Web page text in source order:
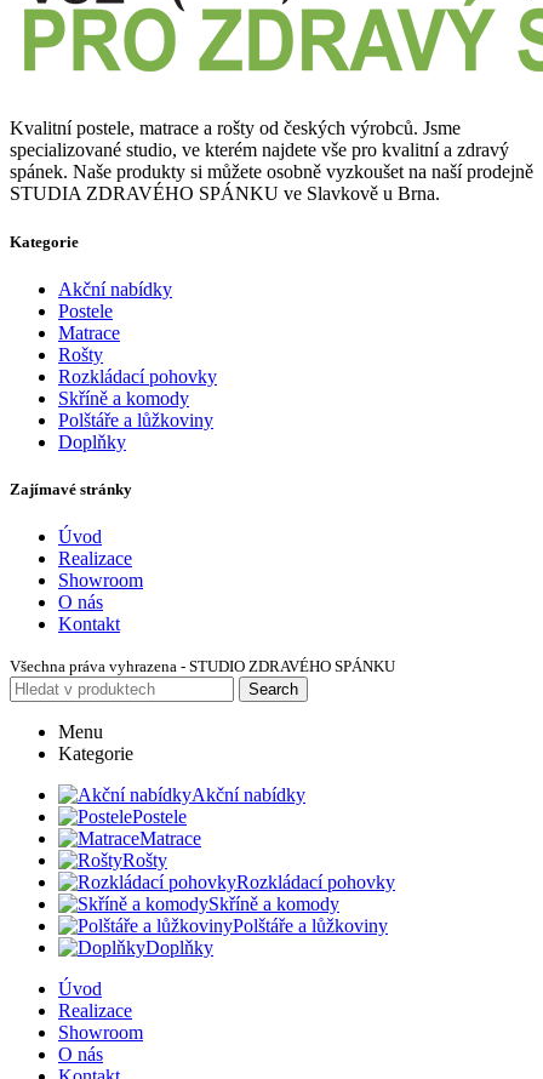
Kvalitní postele, matrace a rošty od českých výrobců. Jsme
specializované studio, ve kterém najdete vše pro kvalitní a zdravý
spánek. Naše produkty si můžete osobně vyzkoušet na naší prodejně
STUDIA ZDRAVÉHO SPÁNKU ve Slavkově u Brna.
Kategorie
Akční nabídky
Postele
Matrace
Rošty
Rozkládací pohovky
Skříně a komody
Polštáře a lůžkoviny
Doplňky
Zajímavé stránky
Úvod
Realizace
Showroom
O nás
Kontakt
Všechna práva vyhrazena - STUDIO ZDRAVÉHO SPÁNKU
Search
Menu
Kategorie
Akční nabídky
Postele
Matrace
Rošty
Rozkládací pohovky
Skříně a komody
Polštáře a lůžkoviny
Doplňky
Úvod
Realizace
Showroom
O nás